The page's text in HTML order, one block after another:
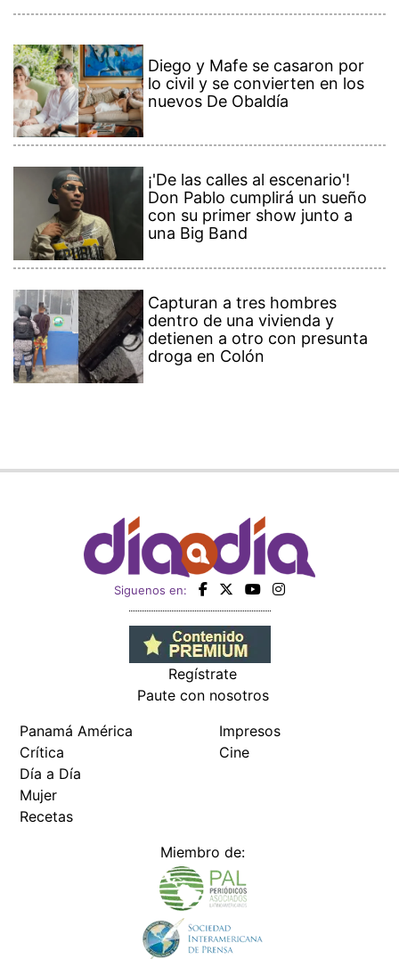
Diego y Mafe se casaron por
lo civil y se convierten en los
nuevos De Obaldía
¡'De las calles al escenario'!
Don Pablo cumplirá un sueño
con su primer show junto a
una Big Band
Capturan a tres hombres
dentro de una vivienda y
detienen a otro con presunta
droga en Colón
Siguenos en:
Regístrate
Paute con nosotros
Panamá América
Crítica
Día a Día
Mujer
Recetas
Impresos
Cine
Miembro de: